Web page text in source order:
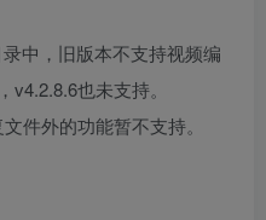
中，旧版本不支持视频编
也未支持。
件外的功能暂不支持。